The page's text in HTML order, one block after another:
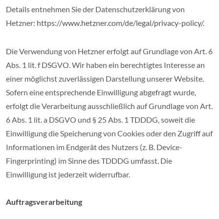
Details entnehmen Sie der Datenschutzerklärung von
Hetzner: https://www.hetzner.com/de/legal/privacy-policy/.
Die Verwendung von Hetzner erfolgt auf Grundlage von Art. 6
Abs. 1 lit. f DSGVO. Wir haben ein berechtigtes Interesse an
einer möglichst zuverlässigen Darstellung unserer Website.
Sofern eine entsprechende Einwilligung abgefragt wurde,
erfolgt die Verarbeitung ausschließlich auf Grundlage von Art.
6 Abs. 1 lit. a DSGVO und § 25 Abs. 1 TDDDG, soweit die
Einwilligung die Speicherung von Cookies oder den Zugriff auf
Informationen im Endgerät des Nutzers (z. B. Device-
Fingerprinting) im Sinne des TDDDG umfasst. Die
Einwilligung ist jederzeit widerrufbar.
Auftragsverarbeitung